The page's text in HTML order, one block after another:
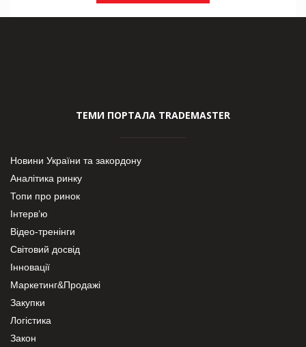
ТЕМИ ПОРТАЛА TRADEMASTER
Новини України та закордону
Аналітика ринку
Топи про ринок
Інтерв’ю
Відео-тренінги
Світовий досвід
Інновації
Маркетинг&Продажі
Закупки
Логістика
Закон